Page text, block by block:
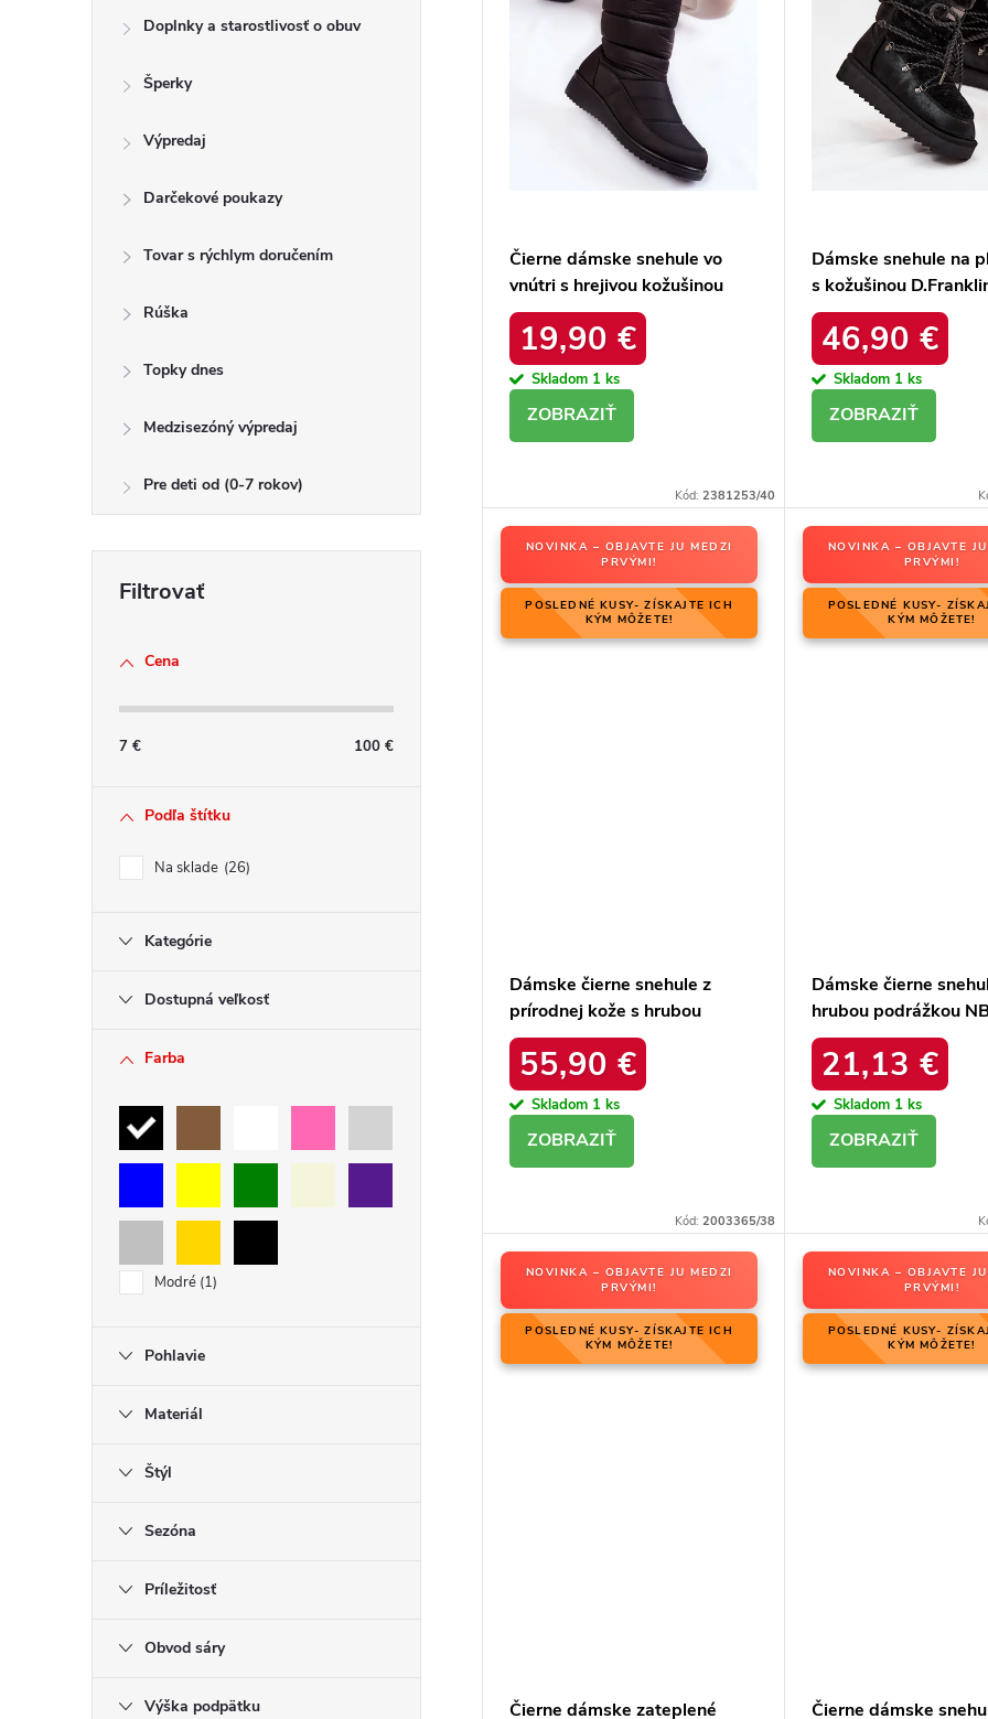
Doplnky a starostlivosť o obuv
Šperky
Výpredaj
Darčekové poukazy
Tovar s rýchlym doručením
Rúška
Topky dnes
Medzisezóný výpredaj
Pre deti od (0-7 rokov)
Cena
7 € 100 €
Podľa štítku
Na sklade 26
Kategórie
Dostupná veľkosť
Farba
Modré 1
Pohlavie
Materiál
Štýl
Sezóna
Príležitosť
Obvod sáry
Výška podpätku
Čierne dámske snehule vo
vnútri s hrejivou kožušinou
zateplené kód 22SN26-5028
BLACK
19,90 €
Skladom 1 ks
Kód:2381253/40
Dámske snehule na
s kožušinou
DFSH37005 Čierne
46,90 €
Skladom 1 ks
NOVINKA – OBJAVTE JU MEDZI
PRVÝMI!
POSLEDNÉ KUSY- ZÍSKAJTE ICH
KÝM MÔŽETE!
Dámske čierne snehule z
prírodnej kože s hrubou
podrážkou a zateplením, kód
produktu OO274A206
55,90 €
Skladom 1 ks
Kód:2003365/38
NOVINKA – OBJAVTE
PRVÝMI!
POSLEDNÉ KUSY-
KÝM MÔŽETE!
Dámske čierne
hrubou podrážkou
BLACK
21,13 €
Skladom 1 ks
NOVINKA – OBJAVTE JU MEDZI
PRVÝMI!
POSLEDNÉ KUSY- ZÍSKAJTE ICH
KÝM MÔŽETE!
Čierne dámske zateplené
NOVINKA – OBJAVTE
PRVÝMI!
POSLEDNÉ KUSY-
KÝM MÔŽETE!
Čierne dámske